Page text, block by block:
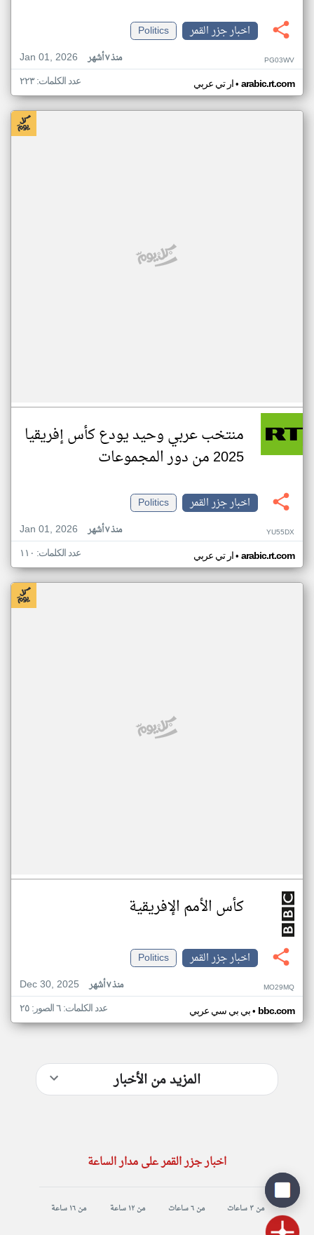
اخبار جزر القمر
Politics
Jan 01, 2026
منذ ٧ أشهر PG03WV
ار تي عربي• arabic.rt.com عدد الكلمات: ٢٢٣
منتخب عربي وحيد يودع كأس إفريقيا
2025 من دور المجموعات
اخبار جزر القمر
Politics
Jan 01, 2026
منذ ٧ أشهر YU55DX
ار تي عربي• arabic.rt.com عدد الكلمات: ١١٠
كأس الأمم الإفريقية
اخبار جزر القمر
Politics
Dec 30, 2025
منذ ٧ أشهر MO29MQ
بي بي سي عربي• bbc.com عدد الكلمات: ٦ الصور: ٢٥
المزيد من الأخبار
اخبار جزر القمر على مدار الساعة
من ٣ ساعات من ٦ ساعات من ١٢ ساعة من ١٦ ساعة